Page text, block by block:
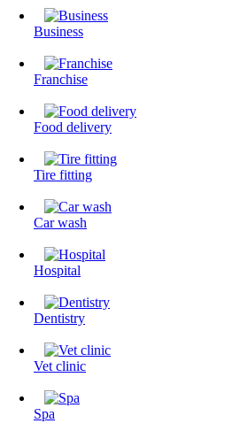
Business
Franchise
Food delivery
Tire fitting
Сar wash
Hospital
Dentistry
Vet clinic
Spa